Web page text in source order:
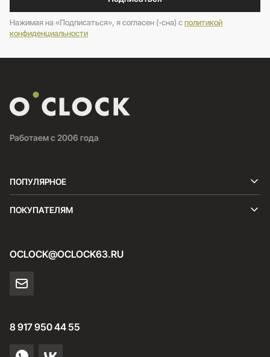
Нажимая на «Подписаться», я согласен (-сна) cполитикой
конфиденциальности
Работаем с 2006 года
ПОПУЛЯРНОЕ
ПОКУПАТЕЛЯМ
OCLOCK@OCLOCK63.RU
8 917 950 44 55